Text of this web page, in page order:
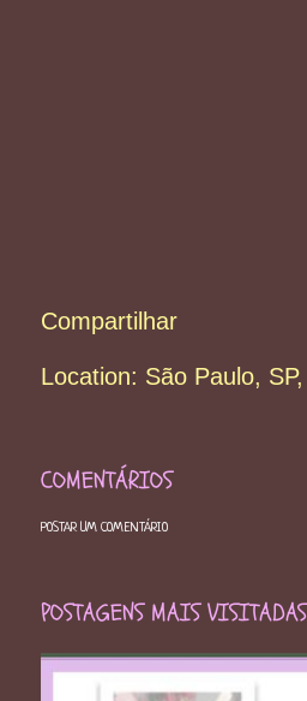
Compartilhar
Location: São Paulo, SP,
COMENTÁRIOS
POSTAR UM COMENTÁRIO
POSTAGENS MAIS VISITADAS